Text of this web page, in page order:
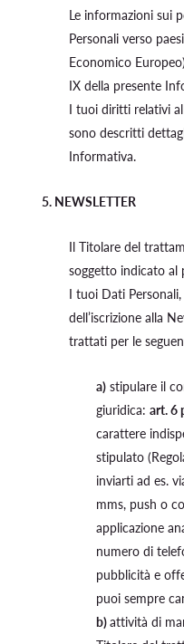
Le informazioni sui
Personali verso
Economico
IX della presente
I tuoi diritti relativi
sono descritti
Informativa.
5. NEWSLETTER
Il Titolare del
soggetto indicato al
I tuoi Dati
dell’iscrizione alla
trattati per le
a) stipulare il
giuridica: art. 6
carattere
stipulato
inviarti ad es.
mms, push o
applicazione
numero di
pubblicità e
puoi sempre
b)attività di